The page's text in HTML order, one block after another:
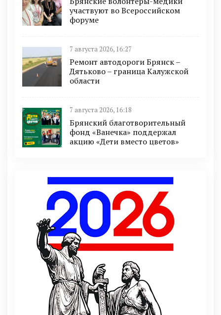
участвуют во Всероссийском
форуме
7 августа 2026, 16:27
Ремонт автодороги Брянск –
Дятьково – граница Калужской
области
7 августа 2026, 16:18
Брянский благотворительный
фонд «Ванечка» поддержал
акцию «Дети вместо цветов»